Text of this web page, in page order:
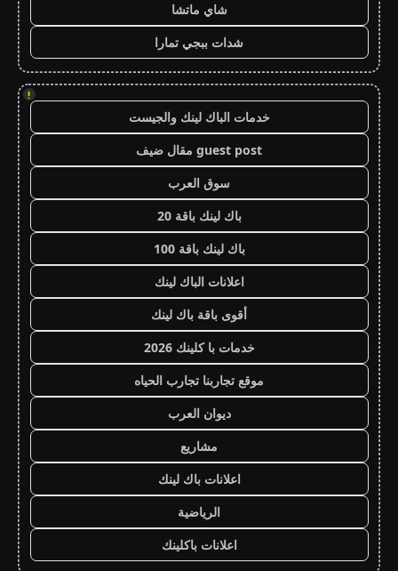
شاي ماتشا
شدات ببجي تمارا
!
خدمات الباك لينك والجيست
guest post مقال ضيف
سوق العرب
باك لينك باقة 20
باك لينك باقة 100
اعلانات الباك لينك
أقوى باقة باك لينك
خدمات با كلينك 2026
موقع تجاربنا تجارب الحياه
ديوان العرب
مشاريع
اعلانات باك لينك
الرياضية
اعلانات باكلينك